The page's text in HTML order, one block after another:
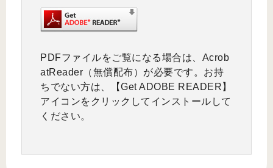
PDFファイルをご覧になる場合は、Acrob
atReader（無償配布）が必要です。お持
ちでない方は、【Get ADOBE READER】
アイコンをクリックしてインストールして
ください。